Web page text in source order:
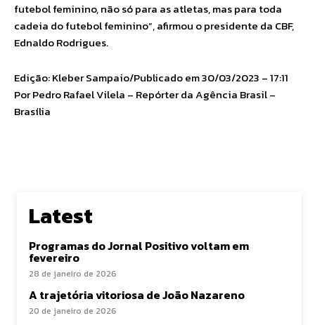
futebol feminino, não só para as atletas, mas para toda
cadeia do futebol feminino”, afirmou o presidente da CBF,
Ednaldo Rodrigues.
Edição: Kleber Sampaio/Publicado em 30/03/2023 – 17:11
Por Pedro Rafael Vilela – Repórter da Agência Brasil –
Brasília
Latest
Programas do Jornal Positivo voltam em
fevereiro
28 de janeiro de 2026
A trajetória vitoriosa de João Nazareno
20 de janeiro de 2026